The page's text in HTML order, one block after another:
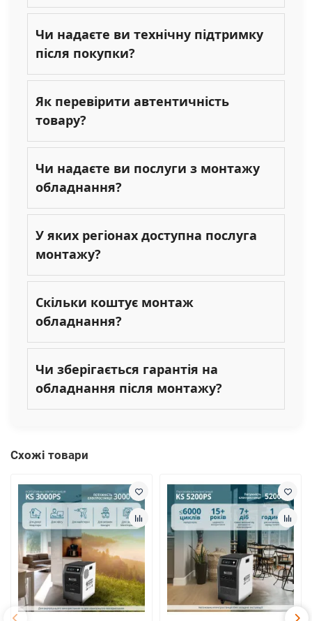
Чи надаєте ви технічну підтримку
після покупки?
Як перевірити автентичність
товару?
Чи надаєте ви послуги з монтажу
обладнання?
У яких регіонах доступна послуга
монтажу?
Скільки коштує монтаж
обладнання?
Чи зберігається гарантія на
обладнання після монтажу?
Схожі товари